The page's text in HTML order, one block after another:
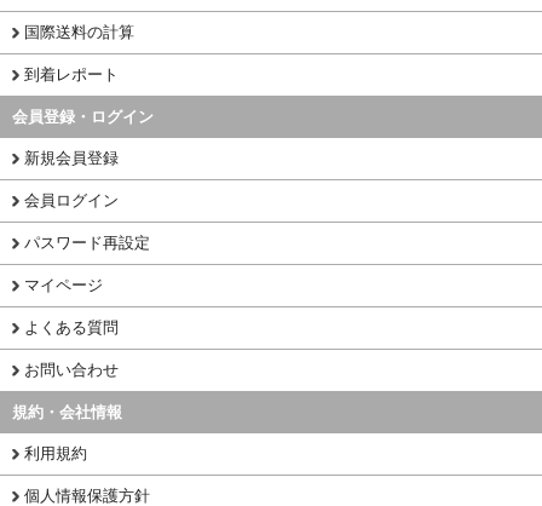
国際送料の計算
到着レポート
会員登録・ログイン
新規会員登録
会員ログイン
パスワード再設定
マイページ
よくある質問
お問い合わせ
規約・会社情報
利用規約
個人情報保護方針